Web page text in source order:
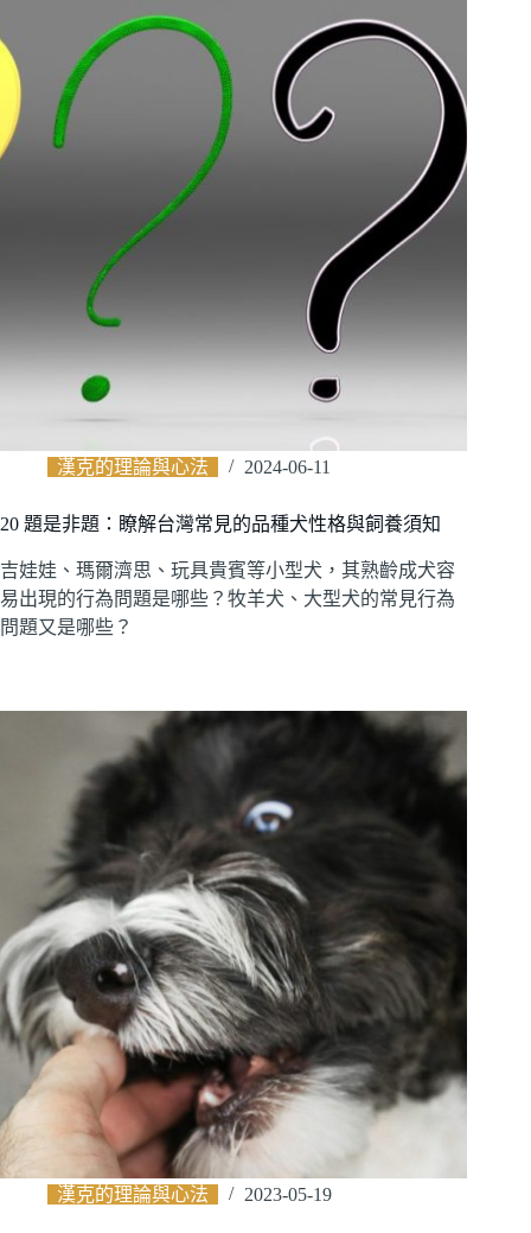
漢克的理論與心法 2024-06-11
20 題是非題：瞭解台灣常見的品種犬性格與飼養須知
吉娃娃、瑪爾濟思、玩具貴賓等小型犬，其熟齡成犬容
易出現的行為問題是哪些？牧羊犬、大型犬的常見行為
問題又是哪些？
漢克的理論與心法 2023-05-19